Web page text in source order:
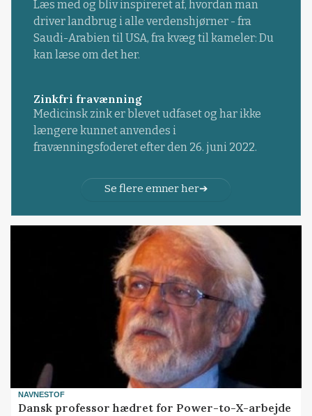
Læs med og bliv inspireret af, hvordan man
driver landbrug i alle verdenshjørner - fra
Saudi-Arabien til USA, fra kvæg til kameler: Du
kan læse om det her.
Zinkfri fravænning
Medicinsk zink er blevet udfaset og har ikke
længere kunnet anvendes i
fravænningsfoderet efter den 26. juni 2022.
Se flere emner her
NAVNESTOF
Dansk professor hædret for Power-to-X-arbejde